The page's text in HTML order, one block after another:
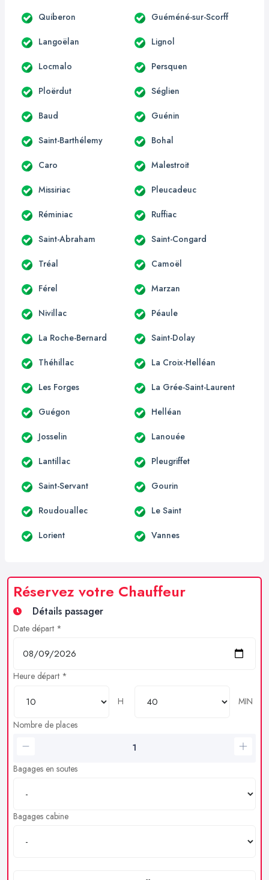
Quiberon Guéméné-sur-Scorff
Langoëlan Lignol
Locmalo Persquen
Ploërdut Séglien
Baud Guénin
Saint-Barthélemy Bohal
Caro Malestroit
Missiriac Pleucadeuc
Réminiac Ruffiac
Saint-Abraham Saint-Congard
Tréal Camoël
Férel Marzan
Nivillac Péaule
La Roche-Bernard Saint-Dolay
Théhillac La Croix-Helléan
Les Forges La Grée-Saint-Laurent
Guégon Helléan
Josselin Lanouée
Lantillac Pleugriffet
Saint-Servant Gourin
Roudouallec Le Saint
Lorient Vannes
Réservez votre Chauffeur
Détails passager
Date départ *
Heure départ *
H
MIN
Nombre de places
Bagages en soutes
Bagages cabine